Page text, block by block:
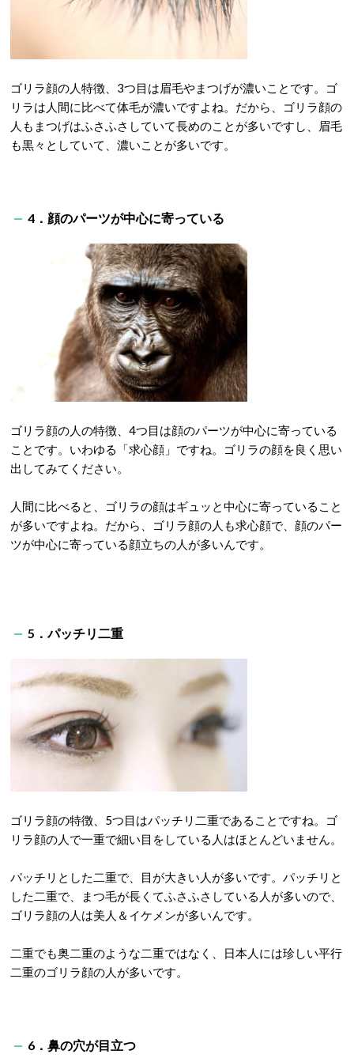
ゴリラ顔の人特徴、3つ目は眉毛やまつげが濃いことです。ゴ
リラは人間に比べて体毛が濃いですよね。だから、ゴリラ顔の
人もまつげはふさふさしていて長めのことが多いですし、眉毛
も黒々としていて、濃いことが多いです。
4．顔のパーツが中心に寄っている
ゴリラ顔の人の特徴、4つ目は顔のパーツが中心に寄っている
ことです。いわゆる「求心顔」ですね。ゴリラの顔を良く思い
出してみてください。
人間に比べると、ゴリラの顔はギュッと中心に寄っていること
が多いですよね。だから、ゴリラ顔の人も求心顔で、顔のパー
ツが中心に寄っている顔立ちの人が多いんです。
5．パッチリ二重
ゴリラ顔の特徴、5つ目はパッチリ二重であることですね。ゴ
リラ顔の人で一重で細い目をしている人はほとんどいません。
パッチリとした二重で、目が大きい人が多いです。パッチリと
した二重で、まつ毛が長くてふさふさしている人が多いので、
ゴリラ顔の人は美人＆イケメンが多いんです。
二重でも奥二重のような二重ではなく、日本人には珍しい平行
二重のゴリラ顔の人が多いです。
6．鼻の穴が目立つ